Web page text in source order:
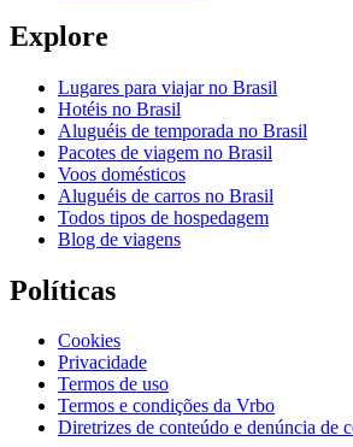
Explore
Lugares para viajar no Brasil
Hotéis no Brasil
Aluguéis de temporada no Brasil
Pacotes de viagem no Brasil
Voos domésticos
Aluguéis de carros no Brasil
Todos tipos de hospedagem
Blog de viagens
Políticas
Cookies
Privacidade
Termos de uso
Termos e condições da Vrbo
Diretrizes de conteúdo e denúncia de